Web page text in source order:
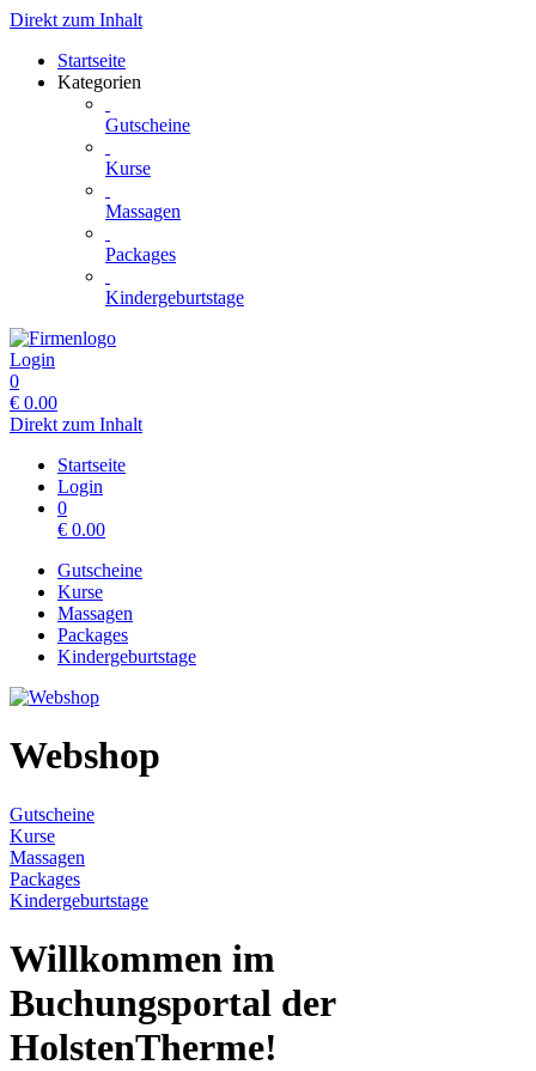
Direkt zum Inhalt
Startseite
Kategorien
Gutscheine
Kurse
Massagen
Packages
Kindergeburtstage
Login
0
€ 0.00
Direkt zum Inhalt
Startseite
Login
0
€ 0.00
Gutscheine
Kurse
Massagen
Packages
Kindergeburtstage
Webshop
Gutscheine
Kurse
Massagen
Packages
Kindergeburtstage
Willkommen im
Buchungsportal der
HolstenTherme!